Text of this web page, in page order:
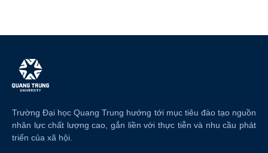
Trường Đại học Quang Trung hướng tới mục tiêu đào tạo nguồn
nhân lực chất lượng cao, gắn liền với thực tiễn và nhu cầu phát
triển của xã hội.